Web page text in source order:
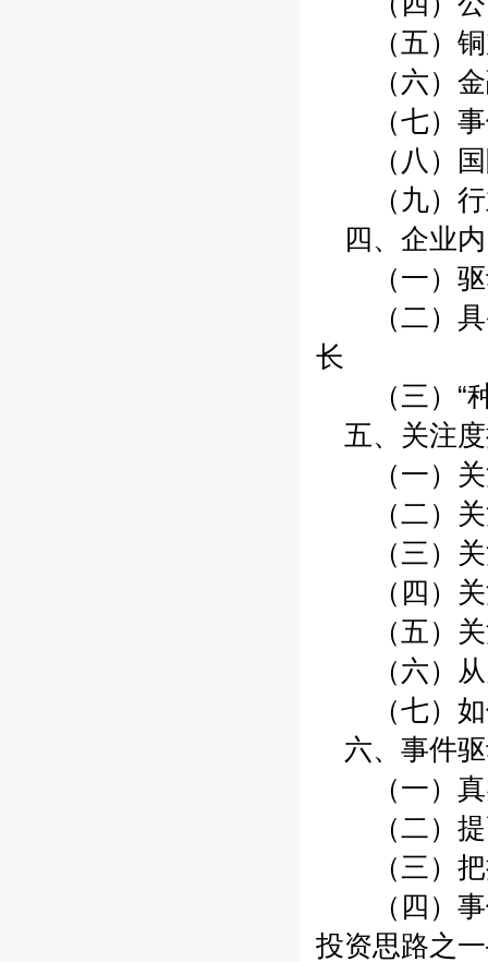
（五）铜
（六）金
（七）事
（八）国
（九）行
四、企业内
（一）驱
（二）具
长
（三）“种
五、关注度
（一）关
（二）关
（三）关
（四）关
（五）关
（六）从
（七）如
六、事件驱
（一）真
（二）提
（三）把
（四）事
投资思路之